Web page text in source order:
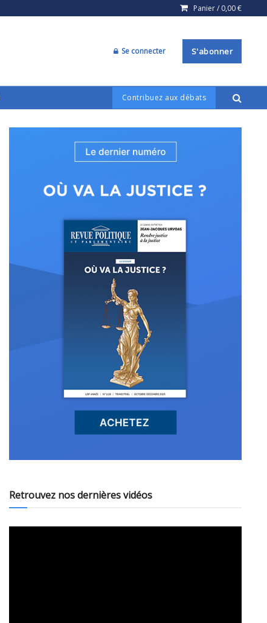
Panier / 0,00€
Se connecter S'abonner
Contribuez aux débats
Retrouvez nos dernières vidéos